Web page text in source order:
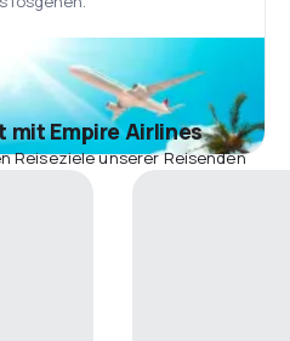
mit Empire Airlines
Reiseziele unserer Reisenden